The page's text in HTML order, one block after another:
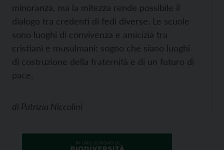
minoranza, ma la mitezza rende possibile il
dialogo tra credenti di fedi diverse. Le scuole
sono luoghi di convivenza e amicizia tra
cristiani e musulmani: sogno che siano luoghi
di costruzione della fraternità e di un futuro di
pace.
di Patrizia Niccolini